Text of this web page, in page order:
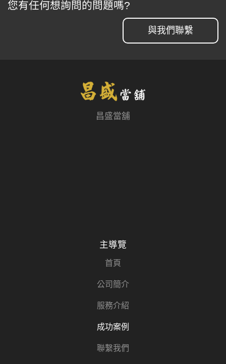
您有任何想詢問的問題嗎?
與我們聯繫
昌盛當舖
主導覽
首頁
公司簡介
服務介紹
成功案例
聯繫我們